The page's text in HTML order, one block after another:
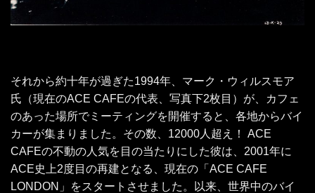
それから約十年が過ぎた1994年、マーク・ウィルスモア
氏（現在のACE CAFEの代表、写真下2枚目）が、カフェ
のあった場所でミーティングを開催すると、各地からバイ
カーが集まりました。その数、12000人超え！ ACE
CAFEの不動の人気を目の当たりにした彼は、2001年に
ACE史上2度目の再建となる、現在の「ACE CAFE
LONDON」をスタートさせました。以来、世界中のバイ